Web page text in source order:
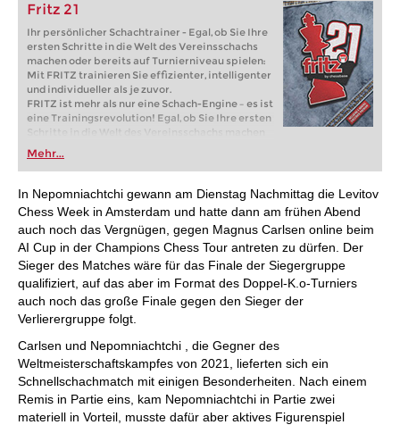
Fritz 21
Ihr persönlicher Schachtrainer - Egal, ob Sie Ihre
ersten Schritte in die Welt des Vereinsschachs
machen oder bereits auf Turnierniveau spielen:
Mit FRITZ trainieren Sie effizienter, intelligenter
und individueller als je zuvor.
FRITZ ist mehr als nur eine Schach-Engine – es ist
eine Trainingsrevolution! Egal, ob Sie Ihre ersten
Schritte in die Welt des Vereinsschachs machen
oder bereits auf Turnierniveau spielen: Mit
FRITZ trainieren Sie effizienter, intelligenter und
individueller als je zuvor.
Mehr...
In Nepomniachtchi gewann am Dienstag Nachmittag die Levitov
Chess Week in Amsterdam und hatte dann am frühen Abend
auch noch das Vergnügen, gegen Magnus Carlsen online beim
AI Cup in der Champions Chess Tour antreten zu dürfen. Der
Sieger des Matches wäre für das Finale der Siegergruppe
qualifiziert, auf das aber im Format des Doppel-K.o-Turniers
auch noch das große Finale gegen den Sieger der
Verlierergruppe folgt.
Carlsen und Nepomniachtchi , die Gegner des
Weltmeisterschaftskampfes von 2021, lieferten sich ein
Schnellschachmatch mit einigen Besonderheiten. Nach einem
Remis in Partie eins, kam Nepomniachtchi in Partie zwei
materiell in Vorteil, musste dafür aber aktives Figurenspiel